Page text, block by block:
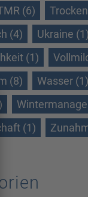
(6)
(4)
Ukraine (1)
(1)
(8)
Wasser (1)
(1)